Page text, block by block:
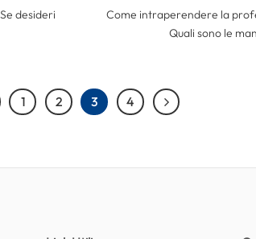
desideri
Come intraperendere la
Quali sono le
1 2 3 4